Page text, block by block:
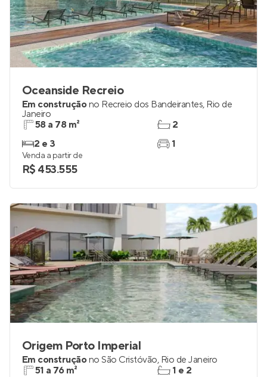
Oceanside Recreio
Em construçãono Recreio dos Bandeirantes, Rio de
Janeiro
58 a 78 m²
2 e 3
2
1
Venda a partir de
R$ 453.555
Origem Porto Imperial
Em construçãono São Cristóvão, Rio de Janeiro
51 a 76 m²
1 e 2